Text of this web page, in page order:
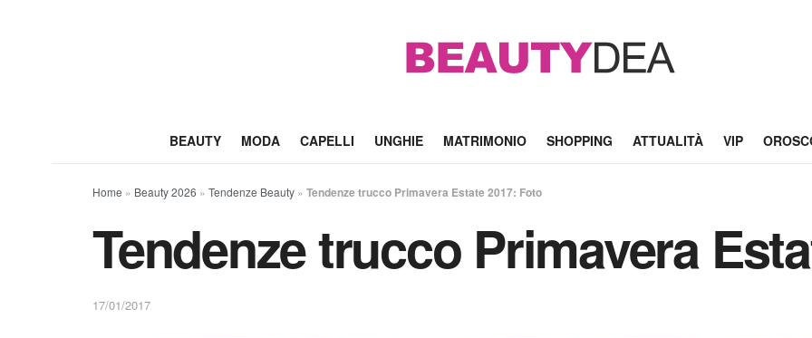
BEAUTY MODA CAPELLI UNGHIE MATRIMONIO SHOPPING ATTUALITÀ VIP
Home » Beauty 2026 » Tendenze Beauty » Tendenze trucco Primavera Estate 2017: Foto
Tendenze trucco Primavera
17/01/2017